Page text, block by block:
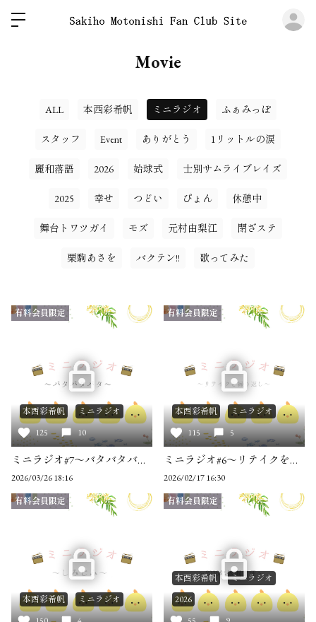
Movie
ALL 本西彩希帆 ミニラジオ ふぁみっぽ
スタッフ Event ありがとう 1リットルの涙
麗和落語 2026 始球式 士別サムライブレイズ
2025 幸せ つどい ぴょん 休憩中
舞台トワツガイ モズ 元村由梨江 閉ざステ
栗駒あさを バクテン!! 歌ってみた
有料会員限定
本西彩希帆
ミニラジオ
125
10
ミニラジオ#7～バタバタバタ～
2026/03/26 18:16
有料会員限定
本西彩希帆
ミニラジオ
115
5
ミニラジオ#6～リテイクを繰り返し～
2026/02/17 16:30
有料会員限定
本西彩希帆
ミニラジオ
有料会員限定
本西彩希帆
ミニラジオ
2026